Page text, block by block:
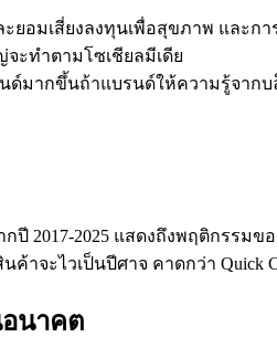
ยอมเสี่ยงลงทุนเพื่อสุขภาพ และกา
จะทำตามโซเชียลมีเดีย
ด์มากขึ้นถ้าแบรนด์ให้ความรู้จาก
ปี 2017-2025 แสดงถึงพฤติกรรม
นค้าจะไวเป็นปีศาจ คาดกว่า Quick
นาคต